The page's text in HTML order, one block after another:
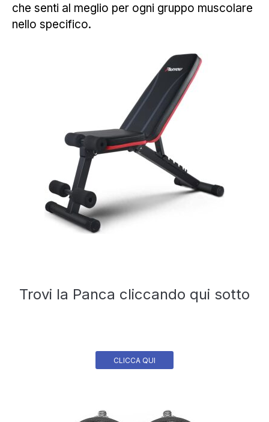
che senti al meglio per ogni gruppo muscolare
nello specifico.
Trovi la Panca cliccando qui sotto
CLICCA QUI